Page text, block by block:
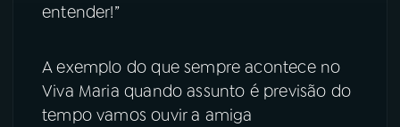
entender!”
A exemplo do que sempre acontece no
Viva Maria quando assunto é previsão do
tempo vamos ouvir a amiga